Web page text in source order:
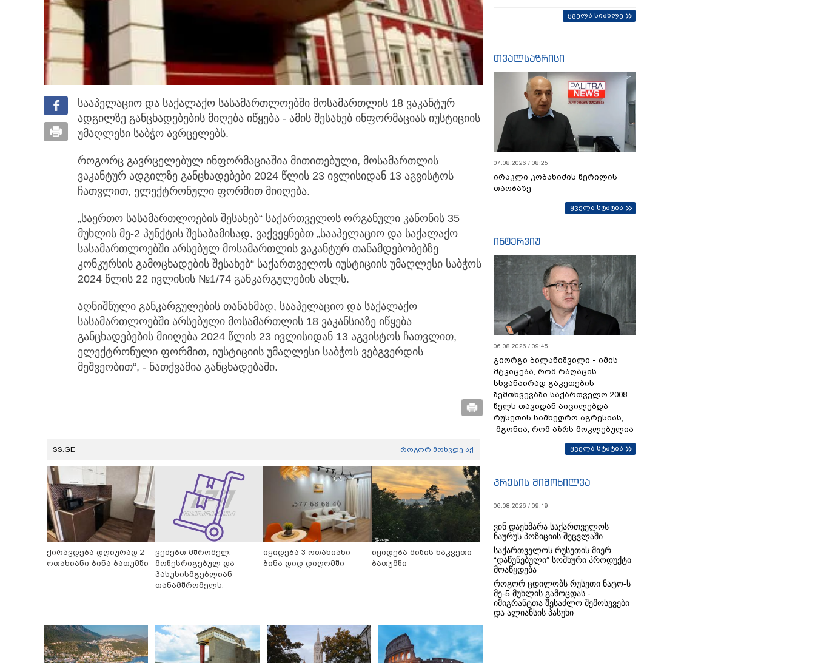
სააპელაციო და საქალაქო სასამართლოებში მოსამართლის 18 ვაკანტურ
ადგილზე განცხადებების მიღება იწყება - ამის შესახებ ინფორმაციას იუსტიციის
უმაღლესი საბჭო ავრცელებს.
როგორც გავრცელებულ ინფორმაციაშია მითითებული, მოსამართლის
ვაკანტურ ადგილზე განცხადებები 2024 წლის 23 ივლისიდან 13 აგვისტოს
ჩათვლით, ელექტრონული ფორმით მიიღება.
„საერთო სასამართლოების შესახებ“ საქართველოს ორგანული კანონის 35
მუხლის მე-2 პუნქტის შესაბამისად, ვაქვეყნებთ „სააპელაციო და საქალაქო
სასამართლოებში არსებულ მოსამართლის ვაკანტურ თანამდებობებზე
კონკურსის გამოცხადების შესახებ“ საქართველოს იუსტიციის უმაღლესი საბჭოს
2024 წლის 22 ივლისის №1/74 განკარგულების ასლს.
აღნიშნული განკარგულების თანახმად, სააპელაციო და საქალაქო
სასამართლოებში არსებული მოსამართლის 18 ვაკანსიაზე იწყება
განცხადებების მიიღება 2024 წლის 23 ივლისიდან 13 აგვისტოს ჩათვლით,
ელექტრონული ფორმით, იუსტიციის უმაღლესი საბჭოს ვებგვერდის
მეშვეობით“, - ნათქვამია განცხადებაში.
SS.GE როგორ მოხვდე აქ
ქირავდება დღიურად 2
ოთახიანი ბინა ბათუმში
ვეძებთ მშრომელ.
მოწესრიგებულ და
პასუხისმგებლიან
თანამშრომელს.
იყიდება 3 ოთახიანი
ბინა დიდ დიღომში
იყიდება მიწის ნაკვეთი
ბათუმში
ყველა სიახლე
თვალსაზრისი
07.08.2026 / 08:25
ირაკლი კობახიძის წერილის
თაობაზე
ყველა სტატია
ინტერვიუ
06.08.2026 / 09:45
გიორგი ბილანიშვილი - იმის
მტკიცება, რომ რაღაცის
სხვანაირად გაკეთების
შემთხვევაში საქართველო 2008
წელს თავიდან აიცილებდა
რუსეთის სამხედრო აგრესიას,
მგონია, რომ აზრს მოკლებულია
ყველა სტატია
პრესის მიმოხილვა
06.08.2026 / 09:19
ვინ დაეხმარა საქართველოს
ნაურუს პოზიციის შეცვლაში
საქართველოს რუსეთის მიერ
“დაწუნებული” სომხური პროდუქტი
მოაწყდება
როგორ ცდილობს რუსეთი ნატო-ს
მე-5 მუხლის გამოცდას -
იმიგრანტთა შესაძლო შემოსევები
და ალიანსის პასუხი